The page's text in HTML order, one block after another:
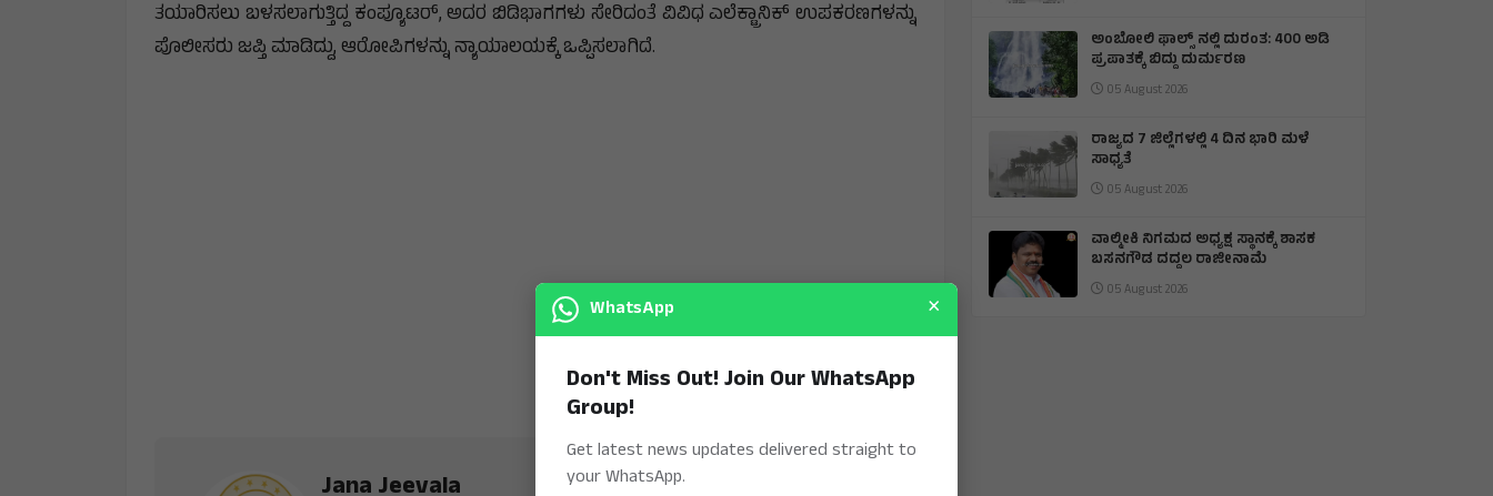
ತಯಾರಿಸಲು ಬಳಸಲಾಗುತ್ತಿದ್ದ ಕಂಪ್ಯೂಟ‌ರ್, ಅದರ ಬಿಡಿಭಾಗಗಳು ಸೇರಿದಂತೆ ವಿವಿಧ ಎಲೆಕ್ಟ್ರಾನಿಕ್ ಉಪಕರಣಗಳನ್ನು
ಪೊಲೀಸರು ಜಪ್ತಿ ಮಾಡಿದ್ದು, ಆರೋಪಿಗಳನ್ನು ನ್ಯಾಯಾಲಯಕ್ಕೆ ಒಪ್ಪಿಸಲಾಗಿದೆ.
ಅಂಬೋಲಿ ಫಾಲ್ಸ್ ನಲ್ಲಿ ದುರಂತ: 400 ಅಡಿ
ಪ್ರಪಾತಕ್ಕೆ ಬಿದ್ದು ದುರ್ಮರಣ
05 August 2026
ರಾಜ್ಯದ 7 ಜಿಲ್ಲೆಗಳಲ್ಲಿ 4 ದಿನ ಭಾರಿ ಮಳೆ
ಸಾಧ್ಯತೆ
05 August 2026
ವಾಲ್ಮೀಕಿ ನಿಗಮದ ಅಧ್ಯಕ್ಷ ಸ್ಥಾನಕ್ಕೆ ಶಾಸಕ
ಬಸನಗೌಡ ದದ್ದಲ ರಾಜೀನಾಮೆ
05 August 2026
WhatsApp ×
Don't Miss Out! Join Our WhatsApp
Group!
Get latest news updates delivered straight to
your WhatsApp.